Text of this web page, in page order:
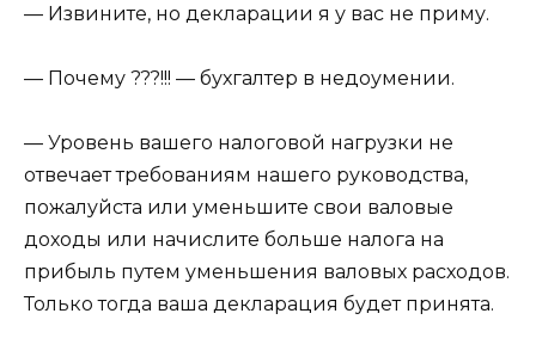
— Извините, но декларации я у вас не приму.
— Почему ???!!! — бухгалтер в недоумении.
— Уровень вашего налоговой нагрузки не
отвечает требованиям нашего руководства,
пожалуйста или уменьшите свои валовые
доходы или начислите больше налога на
прибыль путем уменьшения валовых расходов.
Только тогда ваша декларация будет принята.